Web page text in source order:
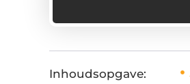
Inhoudsopgave: